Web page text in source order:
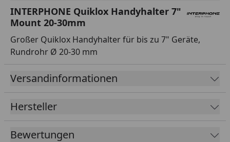
INTERPHONE Quiklox Handyhalter 7"
Mount 20-30mm
Großer Quiklox Handyhalter für bis zu 7" Geräte,
Rundrohr Ø 20-30 mm
Versandinformationen
Hersteller
Bewertungen